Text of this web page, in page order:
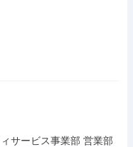
サービス事業部 営業部